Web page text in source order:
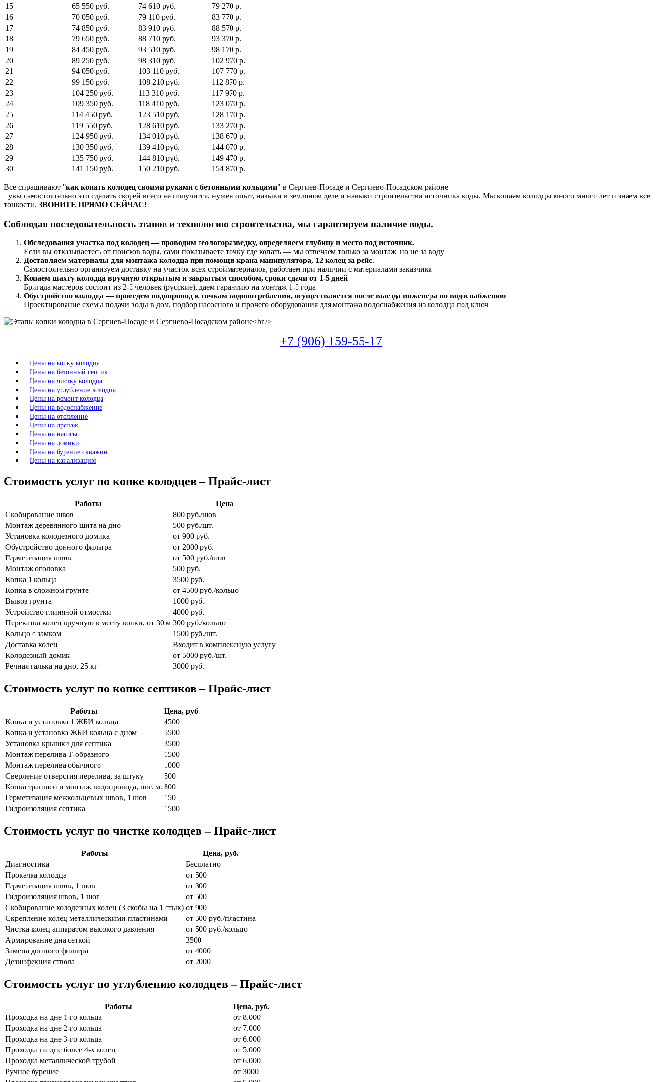
15
65 550 руб. 74 610 руб.
79 270 р.
16
70 050 руб. 79 110 руб.
83 770 р.
17
74 850 руб. 83 910 руб.
88 570 р.
18
79 650 руб. 88 710 руб.
93 370 р.
19
84 450 руб. 93 510 руб.
98 170 р.
20
89 250 руб. 98 310 руб.
102 970 р.
21
94 050 руб. 103 110 руб.
107 770 р.
22
99 150 руб. 108 210 руб.
112 870 р.
23
104 250 руб. 113 310 руб.
117 970 р.
24
109 350 руб. 118 410 руб.
123 070 р.
25
114 450 руб. 123 510 руб.
128 170 р.
26
119 550 руб. 128 610 руб.
133 270 р.
27
124 950 руб. 134 010 руб.
138 670 р.
28
130 350 руб. 139 410 руб.
144 070 р.
29
135 750 руб. 144 810 руб.
149 470 р.
30
141 150 руб. 150 210 руб. 154 870 р.
Все спрашивают "как копать колодец своими руками с бетонными кольцами" в Сергиев-Посаде и Сергиево-Посадском районе
- увы самостоятельно это сделать скорей всего не получится, нужен опыт, навыки в земляном деле и навыки строительства источника воды. Мы копаем колодцы много много лет и знаем все
тонкости. ЗВОНИТЕ ПРЯМО СЕЙЧАС!
Соблюдая последовательность этапов и технологию строительства, мы гарантируем наличие воды.
Обследования участка под колодец — проводим геологоразведку, определяеем глубину и место под источник.
Если вы отказываетесь от поисков воды, сами показываете точку где копать — мы отвечаем только за монтаж, но не за воду
Доставляем материалы для монтажа колодца при помощи крана манипулятора, 12 колец за рейс.
Самостоятельно организуем доставку на участок всех стройматериалов, работаем при наличии с материалами заказчика
Копаем шахту колодца вручную открытым и закрытым способом, сроки сдачи от 1-5 дней
Бригада мастеров состоит из 2-3 человек (русские), даем гарантию на монтаж 1-3 года
Обустройство колодца — проведем водопровод к точкам водопотребления, осуществляется после выезда инженера по водоснабжению
Проектирование схемы подачи воды в дом, подбор насосного и прочего оборудования для монтажа водоснабжения из колодца под ключ
+7 (906) 159-55-17
Цены на копку колодца
Цены на бетонный септик
Цены на чистку колодца
Цены на углубление колодца
Цены на ремонт колодца
Цены на водоснабжение
Цены на отопление
Цены на дренаж
Цены на насосы
Цены на домики
Цены на бурение скважин
Цены на канализацию
Стоимость услуг по копке колодцев – Прайс-лист
Работы
Цена
Скобирование швов
800 руб./шов
Монтаж деревянного щита на дно
500 руб./шт.
Установка колодезного домика
от 900 руб.
Обустройство донного фильтра
от 2000 руб.
Герметизация швов
от 500 руб./шов
Монтаж оголовка
500 руб.
Копка 1 кольца
3500 руб.
Копка в сложном грунте
от 4500 руб./кольцо
Вывоз грунта
1000 руб.
Устройство глиняной отмостки
4000 руб.
Перекатка колец вручную к месту копки, от 30 м 300 руб./кольцо
Кольцо с замком
1500 руб./шт.
Доставка колец
Входит в комплексную услугу
Колодезный домик
от 5000 руб./шт.
Речная галька на дно, 25 кг
3000 руб.
Стоимость услуг по копке септиков – Прайс-лист
Работы
Цена, руб.
Копка и установка 1 ЖБИ кольца
4500
Копка и установка ЖБИ кольца с дном
5500
Установка крышки для септика
3500
Монтаж перелива Т-образного
1500
Монтаж перелива обычного
1000
Сверление отверстия перелива, за штуку
500
Копка траншеи и монтаж водопровода, пог. м. 800
Герметизация межкольцевых швов, 1 шов
150
Гидроизоляция септика
1500
Стоимость услуг по чистке колодцев – Прайс-лист
Работы
Цена, руб.
Диагностика
Бесплатно
Прокачка колодца
от 500
Герметизация швов, 1 шов
от 300
Гидроизоляция швов, 1 шов
от 500
Скобирование колодезных колец (3 скобы на 1 стык) от 900
Скрепление колец металлическими пластинами
от 500 руб./пластина
Чистка колец аппаратом высокого давления
от 500 руб./кольцо
Армирование дна сеткой
3500
Замена донного фильтра
от 4000
Дезинфекция ствола
от 2000
Стоимость услуг по углублению колодцев – Прайс-лист
Работы
Цена, руб.
Проходка на дне 1-го кольца
от 8.000
Проходка на дне 2-го кольца
от 7.000
Проходка на дне 3-го кольца
от 6.000
Проходка на дне более 4-х колец
от 5.000
Проходка металлической трубой
от 6.000
Ручное бурение
от 3000